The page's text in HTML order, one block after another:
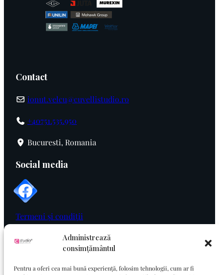
Administrează
consimțământul
Pentru a oferi cea mai bună experiență, folosim tehnologii, cum ar fi
Contact
ionut.velcu@cuvellistudio.ro
+40751.535.950
Bucuresti, Romania
Social media
Termeni și condiții
Politica de cookie